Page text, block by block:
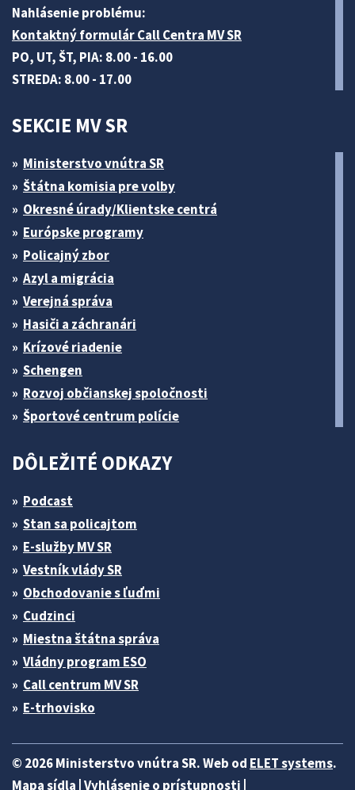
Nahlásenie problému:
Kontaktný formulár Call Centra MV SR
PO, UT, ŠT, PIA: 8.00 - 16.00
STREDA: 8.00 - 17.00
SEKCIE MV SR
Ministerstvo vnútra SR
Štátna komisia pre volby
Okresné úrady/Klientske centrá
Európske programy
Policajný zbor
Azyl a migrácia
Verejná správa
Hasiči a záchranári
Krízové riadenie
Schengen
Rozvoj občianskej spoločnosti
Športové centrum polície
DÔLEŽITÉ ODKAZY
Podcast
Stan sa policajtom
E-služby MV SR
Vestník vlády SR
Obchodovanie s ľuďmi
Cudzinci
Miestna štátna správa
Vládny program ESO
Call centrum MV SR
E-trhovisko
© 2026 Ministerstvo vnútra SR. Web od ELET systems.
Mapa sídla Vyhlásenie o prístupnosti